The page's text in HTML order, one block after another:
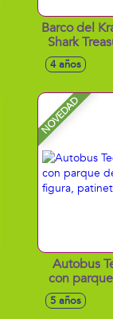
Barco del
Shark
piratix
moneda
4 años
NOVEDAD
Autobus
con
figura,
5 años